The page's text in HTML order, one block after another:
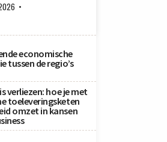
economische
tussen de regio’s
verliezen: hoe je met
toeleveringsketen
omzet in kansen